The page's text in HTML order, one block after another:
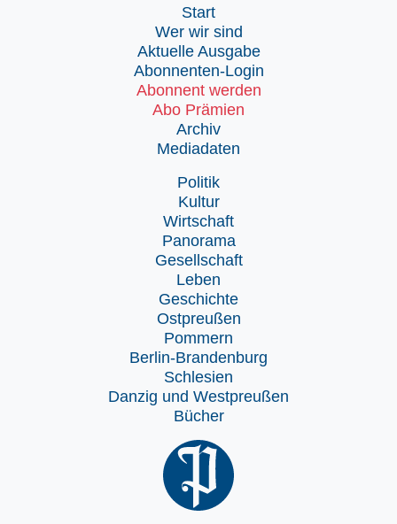
Start
Wer wir sind
Aktuelle Ausgabe
Abonnenten-Login
Abonnent werden
Abo Prämien
Archiv
Mediadaten
Politik
Kultur
Wirtschaft
Panorama
Gesellschaft
Leben
Geschichte
Ostpreußen
Pommern
Berlin-Brandenburg
Schlesien
Danzig und Westpreußen
Bücher